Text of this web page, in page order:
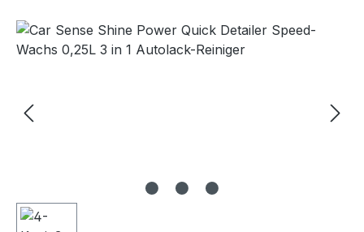
Bildergalerie überspringen